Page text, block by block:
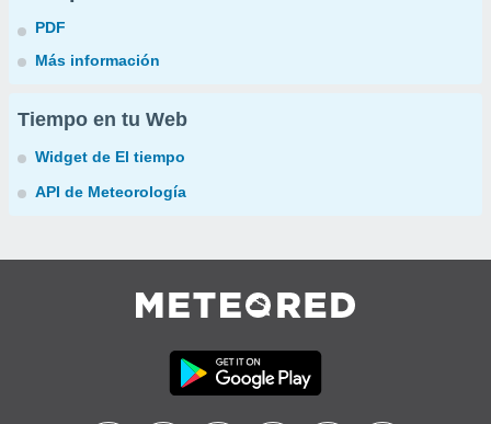
PDF
Más información
Tiempo en tu Web
Widget de El tiempo
API de Meteorología